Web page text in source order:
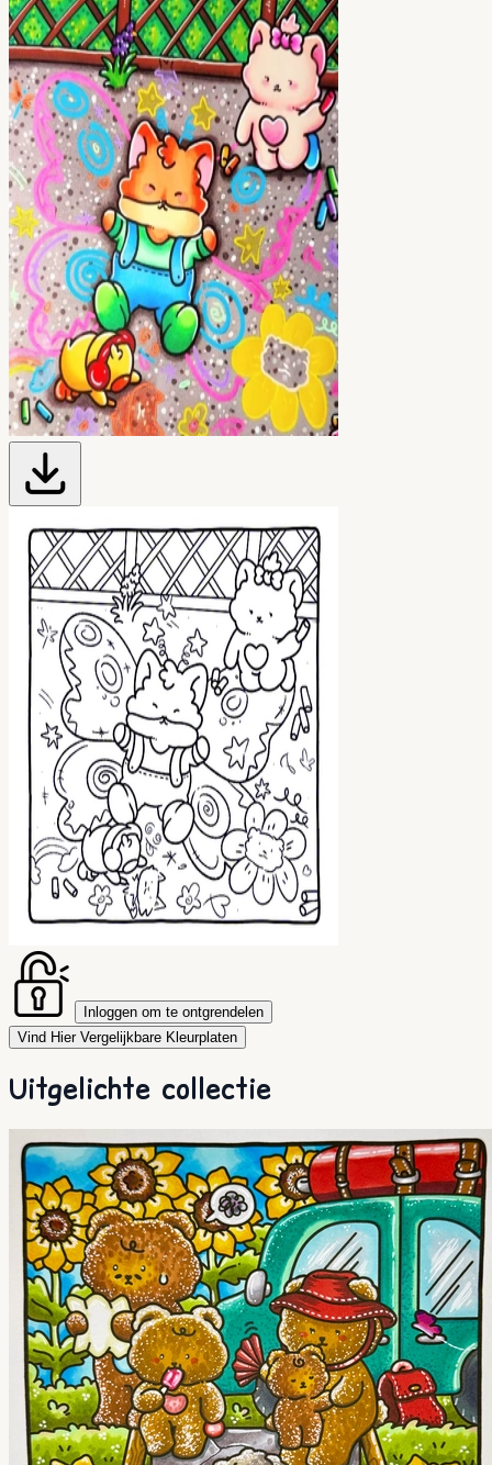
Inloggen om te ontgrendelen
Vind Hier Vergelijkbare Kleurplaten
Uitgelichte collectie